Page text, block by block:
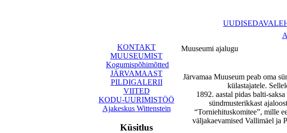
UUDISED
KONTAKT
MUUSEUMIST
Kogumispõhimõtted
JÄRVAMAAST
PILDIGALERII
VIITED
KODU-UURIMISTÖÖ
Ajakeskus Wittenstein
Küsitlus
Muuseumi ajalugu
Järvamaa Muuseum peab oma
külastajatele.
1892. aastal pidas balti-
sündmusterikkast
“Torniehituskomitee”, mille
väljakaevamised Vallimäel ja